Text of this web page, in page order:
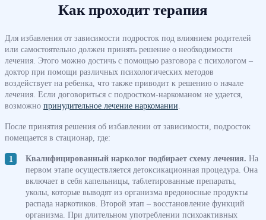
Как проходит терапия
Для избавления от зависимости подросток под влиянием родителей
или самостоятельно должен принять решение о необходимости
лечения. Этого можно достичь с помощью разговора с психологом –
доктор при помощи различных психологических методов
воздействует на ребенка, что также приводит к решению о начале
лечения. Если договориться с подростком-наркоманом не удается,
возможно принудительное лечение наркомании
После принятия решения об избавлении от зависимости, подросток
помещается в стационар, где:
Квалифицированный нарколог подбирает схему лечения. На
первом этапе осуществляется детоксикационная процедура. Она
включает в себя капельницы, таблетированные препараты,
уколы, которые выводят из организма вредоносные продукты
распада наркотиков. Второй этап – восстановление функций
организма. При длительном употреблении психоактивных